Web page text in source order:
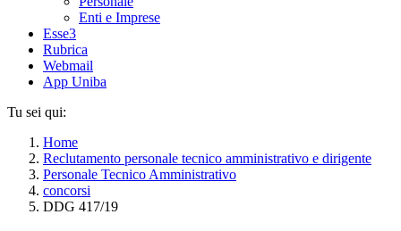
Enti e Imprese
Esse3
Rubrica
Webmail
App Uniba
Tu sei qui:
Home
Reclutamento personale tecnico amministrativo e dirigente
Personale Tecnico Amministrativo
concorsi
DDG 417/19